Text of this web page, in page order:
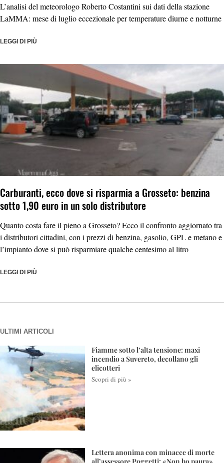
L’analisi del meteorologo Roberto Costantini sui dati della stazione
LaMMA: mese di luglio eccezionale per temperature diurne e notturne
LEGGI DI PIÙ
Carburanti, ecco dove si risparmia a Grosseto: benzina
sotto 1,90 euro in un solo distributore
Quanto costa fare il pieno a Grosseto? Ecco il confronto aggiornato tra
i distributori cittadini, con i prezzi di benzina, gasolio, GPL e metano e
l’impianto dove si può risparmiare qualche centesimo al litro
LEGGI DI PIÙ
ULTIMI ARTICOLI
Fiamme sotto l’alta tensione: maxi
incendio a Suvereto, decollano gli
elicotteri
Scopri di più »
Lettera anonima con minacce di morte